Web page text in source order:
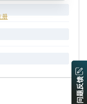
册
问题反馈